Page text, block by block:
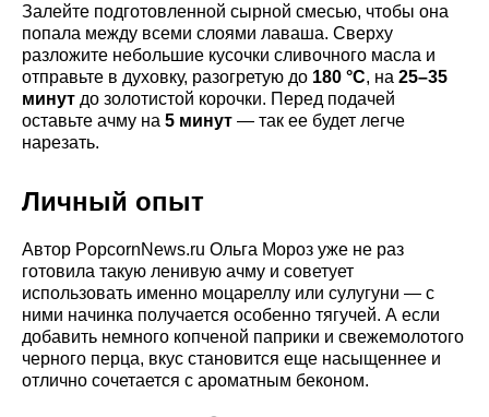
Залейте подготовленной сырной смесью, чтобы она
попала между всеми слоями лаваша. Сверху
разложите небольшие кусочки сливочного масла и
отправьте в духовку, разогретую до 180 °C, на 25–35
минут до золотистой корочки. Перед подачей
оставьте ачму на 5 минут — так ее будет легче
нарезать.
Личный опыт
Автор PopcornNews.ru Ольга Мороз уже не раз
готовила такую ленивую ачму и советует
использовать именно моцареллу или сулугуни — с
ними начинка получается особенно тягучей. А если
добавить немного копченой паприки и свежемолотого
черного перца, вкус становится еще насыщеннее и
отлично сочетается с ароматным беконом.